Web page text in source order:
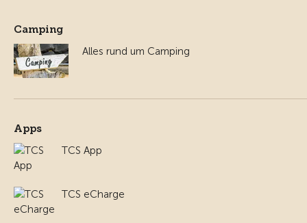
Camping
Alles rund um Camping
Apps
TCS App
TCS eCharge